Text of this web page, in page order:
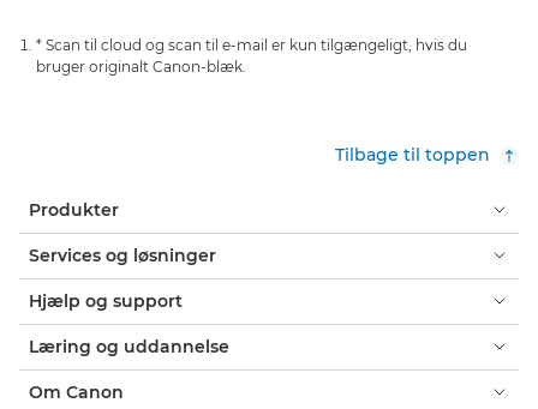
* Scan til cloud og scan til e-mail er kun tilgængeligt, hvis du
bruger originalt Canon-blæk.
Tilbage til toppen
Produkter
Services og løsninger
Hjælp og support
Læring og uddannelse
Om Canon